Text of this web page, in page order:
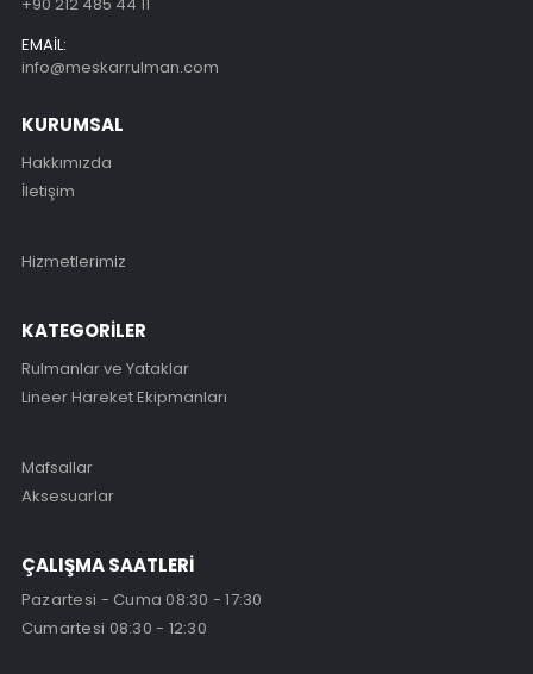
+90 212 485 44 11
EMAIL:
info@meskarrulman.com
KURUMSAL
Hakkımızda
İletişim
Hizmetlerimiz
KATEGORİLER
Rulmanlar ve Yataklar
Lineer Hareket Ekipmanları
Mafsallar
Aksesuarlar
ÇALIŞMA SAATLERİ
Pazartesi - Cuma 08:30 - 17:30
Cumartesi 08:30 - 12:30